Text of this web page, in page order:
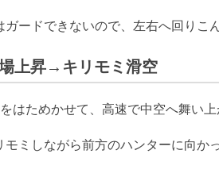
ガードできないので、左右へ回りこ
上昇→キリモミ滑空
をはためかせて、高速で中空へ舞い
モミしながら前方のハンターに向か